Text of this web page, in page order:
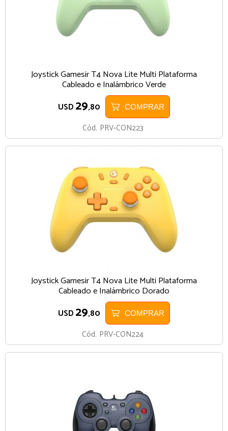
Joystick Gamesir T4 Nova Lite Multi Plataforma
Cableado e Inalámbrico Verde
USD 29,80 COMPRAR
Cód. PRV-CON223
Joystick Gamesir T4 Nova Lite Multi Plataforma
Cableado e Inalámbrico Dorado
USD 29,80 COMPRAR
Cód. PRV-CON224